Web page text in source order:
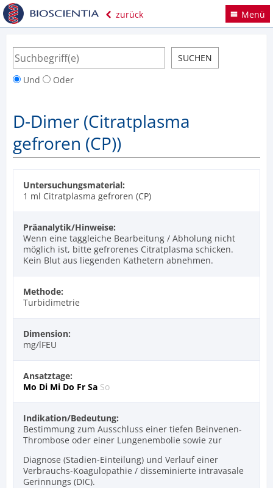
zurück Menü
Und Oder
D-Dimer (Citratplasma
gefroren (CP))
Untersuchungsmaterial:
1 ml Citratplasma gefroren (CP)
Präanalytik/Hinweise:
Wenn eine taggleiche Bearbeitung / Abholung nicht
möglich ist, bitte gefrorenes Citratplasma schicken.
Kein Blut aus liegenden Kathetern abnehmen.
Methode:
Turbidimetrie
Dimension:
mg/lFEU
Ansatztage:
Mo Di Mi Do Fr Sa So
Indikation/Bedeutung:
Bestimmung zum Ausschluss einer tiefen Beinvenen-
Thrombose oder einer Lungenembolie sowie zur
Diagnose (Stadien-Einteilung) und Verlauf einer
Verbrauchs-Koagulopathie / disseminierte intravasale
Gerinnungs (DIC).